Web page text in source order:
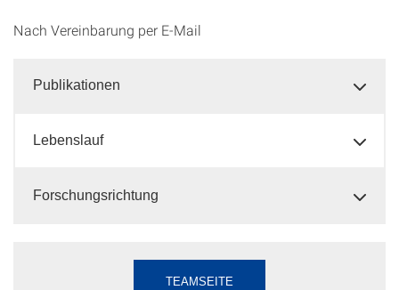
Nach Vereinbarung per E-Mail
Publikationen
Lebenslauf
Forschungsrichtung
TEAMSEITE